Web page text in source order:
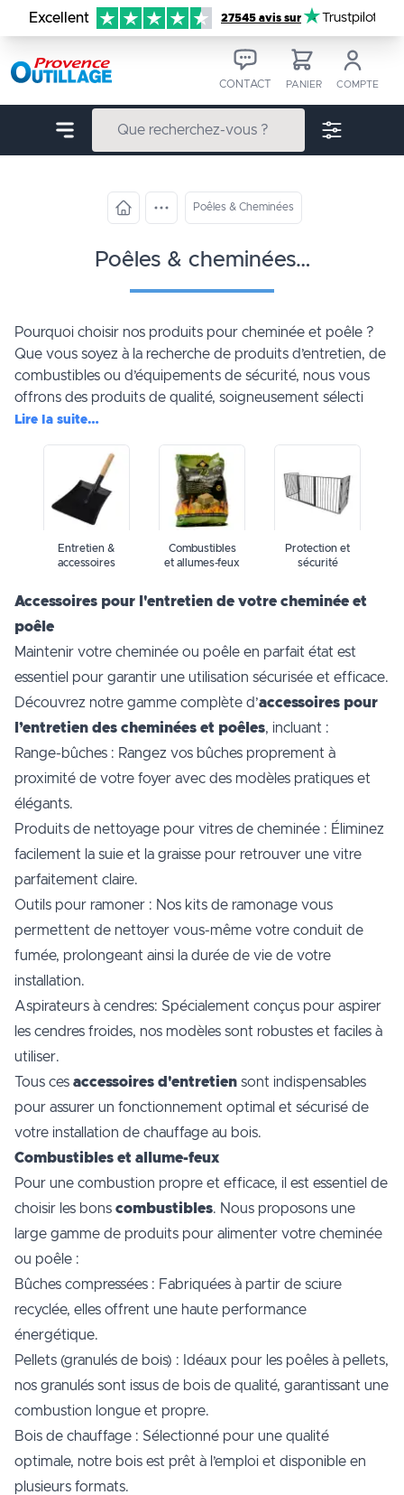
Aller au contenu
Excellent 27545 avis sur Trustpilot
CONTACT PANIER COMPTE
Poêles & Cheminées
poêles & cheminées…
Pourquoi choisir nos produits pour cheminée et poêle ?
Que vous soyez à la recherche de produits d’entretien, de
combustibles ou d’équipements de sécurité, nous vous
offrons des produits de qualité, soigneusement sélecti
Lire la suite…
entretien &
accessoires
combustibles
et allumes-feux
protection et
sécurité
Accessoires pour l'entretien de votre cheminée et
poêle
Maintenir votre cheminée ou poêle en parfait état est
essentiel pour garantir une utilisation sécurisée et efficace.
Découvrez notre gamme complète d’accessoires pour
l’entretien des cheminées et poêles, incluant :
Range-bûches : Rangez vos bûches proprement à
proximité de votre foyer avec des modèles pratiques et
élégants.
Produits de nettoyage pour vitres de cheminée : Éliminez
facilement la suie et la graisse pour retrouver une vitre
parfaitement claire.
Outils pour ramoner : Nos kits de ramonage vous
permettent de nettoyer vous-même votre conduit de
fumée, prolongeant ainsi la durée de vie de votre
installation.
Aspirateurs à cendres: Spécialement conçus pour aspirer
les cendres froides, nos modèles sont robustes et faciles à
utiliser.
Tous ces accessoires d'entretien sont indispensables
pour assurer un fonctionnement optimal et sécurisé de
votre installation de chauffage au bois.
Combustibles et allume-feux
Pour une combustion propre et efficace, il est essentiel de
choisir les bons combustibles. Nous proposons une
large gamme de produits pour alimenter votre cheminée
ou poêle :
Bûches compressées : Fabriquées à partir de sciure
recyclée, elles offrent une haute performance
énergétique.
Pellets (granulés de bois) : Idéaux pour les poêles à pellets,
nos granulés sont issus de bois de qualité, garantissant une
combustion longue et propre.
Bois de chauffage : Sélectionné pour une qualité
optimale, notre bois est prêt à l’emploi et disponible en
plusieurs formats.